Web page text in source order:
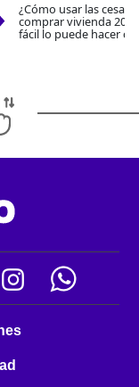
¿Cómo usar las
comprar vivienda
fácil lo puede hacer